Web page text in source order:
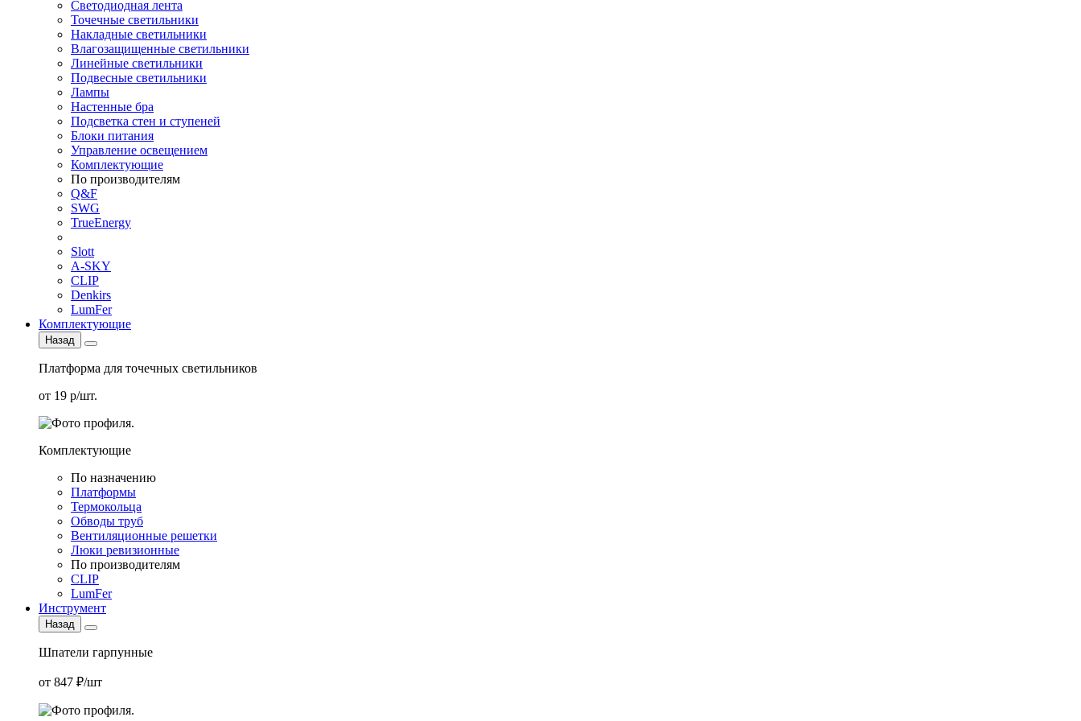
Светодиодная лента
Точечные светильники
Накладные светильники
Влагозащищенные светильники
Линейные светильники
Подвесные светильники
Лампы
Настенные бра
Подсветка стен и ступеней
Блоки питания
Управление освещением
Комплектующие
По производителям
Q&F
SWG
TrueEnergy
Slott
A-SKY
CLIP
Denkirs
LumFer
Комплектующие
Назад
Платформа для точечных светильников
от 19 р/шт.
Комплектующие
По назначению
Платформы
Термокольца
Обводы труб
Вентиляционные решетки
Люки ревизионные
По производителям
CLIP
LumFer
Инструмент
Назад
Шпатели гарпунные
от 847 ₽/шт